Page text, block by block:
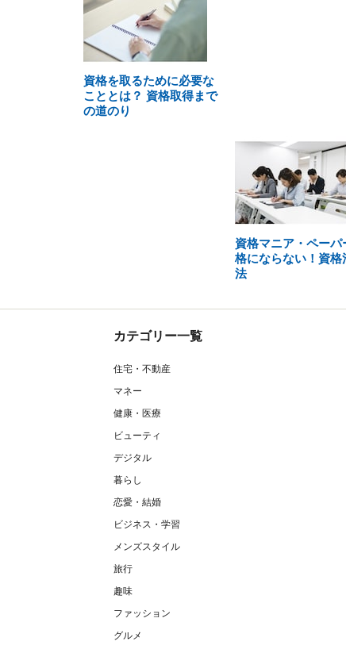
資格を取るために必要な
こととは？ 資格取得まで
の道のり
資格マニア・ペーパ
格にならない！資格
法
カテゴリー一覧
住宅・不動産
マネー
健康・医療
ビューティ
デジタル
暮らし
恋愛・結婚
ビジネス・学習
メンズスタイル
旅行
趣味
ファッション
グルメ